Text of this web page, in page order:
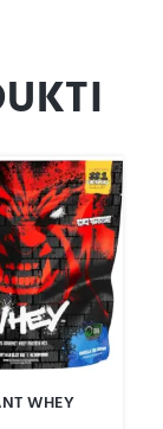
WHEY